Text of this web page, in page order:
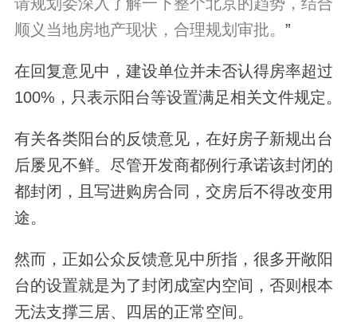
顺义当地房地产现状，合理规划审批。 ”
在回复意见中，建设单位并未否认得房率超过
100%，只表示阳台等设置满足相关文件规定。
有关各类阳台的反馈意见，在好房子新规出台
后屡见不鲜。尽管开发商都例行承诺该封闭的
都封闭，且写进购房合同，交房后不得改变用
途。
然而， 正如公众反馈意见中所指，很多开敞阳
台的设置就是为了封闭成室内空间，否则根本
无法支撑三居、四居的正常空间。